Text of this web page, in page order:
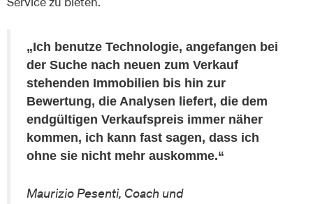
„Ich benutze Technologie, angefangen bei
der Suche nach neuen zum Verkauf
stehenden Immobilien bis hin zur
Bewertung, die Analysen liefert, die dem
endgültigen Verkaufspreis immer näher
kommen, ich kann fast sagen, dass ich
ohne sie nicht mehr auskomme.“
Maurizio Pesenti, Coach und